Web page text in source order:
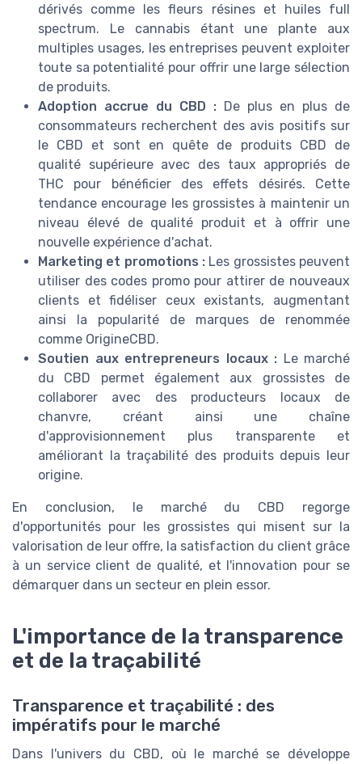
dérivés comme les fleurs résines et huiles full
spectrum. Le cannabis étant une plante aux
multiples usages, les entreprises peuvent exploiter
toute sa potentialité pour offrir une large sélection
de produits.
Adoption accrue du CBD : De plus en plus de
consommateurs recherchent des avis positifs sur
le CBD et sont en quête de produits CBD de
qualité supérieure avec des taux appropriés de
THC pour bénéficier des effets désirés. Cette
tendance encourage les grossistes à maintenir un
niveau élevé de qualité produit et à offrir une
nouvelle expérience d'achat.
Marketing et promotions : Les grossistes peuvent
utiliser des codes promo pour attirer de nouveaux
clients et fidéliser ceux existants, augmentant
ainsi la popularité de marques de renommée
comme OrigineCBD.
Soutien aux entrepreneurs locaux : Le marché
du CBD permet également aux grossistes de
collaborer avec des producteurs locaux de
chanvre, créant ainsi une chaîne
d'approvisionnement plus transparente et
améliorant la traçabilité des produits depuis leur
origine.
En conclusion, le marché du CBD regorge
d'opportunités pour les grossistes qui misent sur la
valorisation de leur offre, la satisfaction du client grâce
à un service client de qualité, et l'innovation pour se
démarquer dans un secteur en plein essor.
L'importance de la transparence
et de la traçabilité
Transparence et traçabilité : des
impératifs pour le marché
Dans l'univers du CBD, où le marché se développe